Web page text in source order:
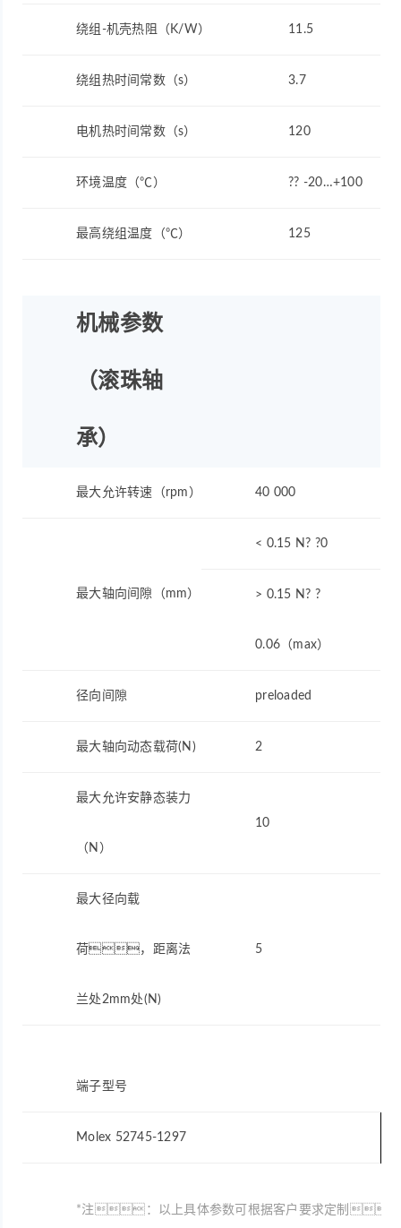
绕组-机壳热阻（K/W） 11.5
绕组热时间常数（s） 3.7
电机热时间常数（s） 120
环境温度（℃） ?? -20…+100
最高绕组温度（℃） 125
机械参数
（滚珠轴
承）
最大允许转速（rpm） 40 000
最大轴向间隙（mm）
< 0.15 N? ?0
> 0.15 N? ?
0.06（max）
径向间隙 preloaded
最大轴向动态载荷(N) 2
最大允许安静态装力
（N）
10
最大径向载
荷，距离法
兰处2mm处(N)
5
端子型号
Molex 52745-1297
*注：以上具体参数可根据客户要求定制。